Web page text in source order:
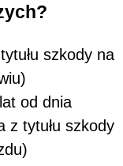
szkody na
od dnia
z tytułu szkody